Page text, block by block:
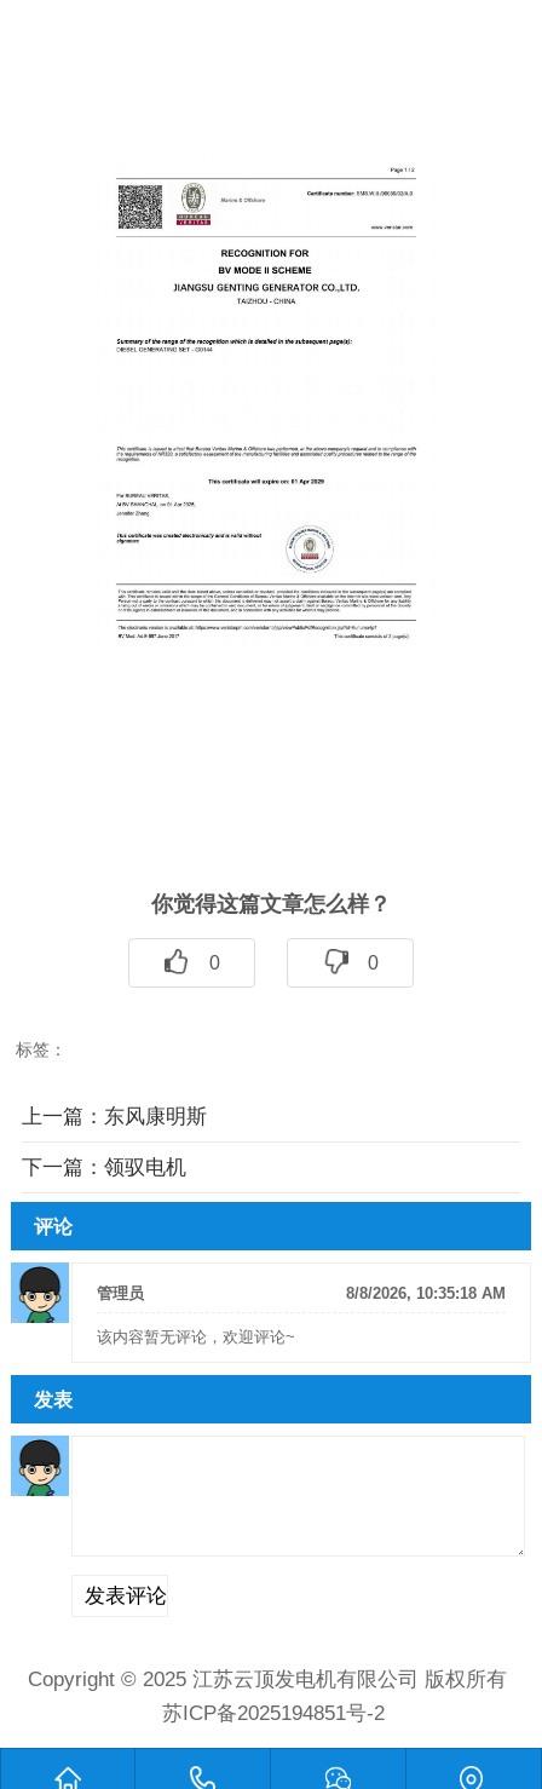
你觉得这篇文章怎么样？
0 0
标签：
上一篇： 东风康明斯
下一篇： 领驭电机
评论
8/8/2026, 10:35:18 AM
管理员
该内容暂无评论，欢迎评论~
发表
Copyright © 2025 江苏云顶发电机有限公司 版权所有
苏ICP备2025194851号-2